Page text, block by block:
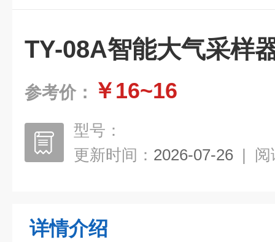
TY-08A智能大气采样
参考价： ￥16~16
型号：
更新时间： 2026-07-26 | 阅
详情介绍